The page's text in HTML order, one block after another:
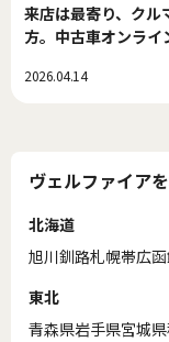
来店は最寄り、クル
方。中古車オンライ
2026.04.14
ヴェルファイア
北海道
旭川釧路札幌帯広
東北
青森県岩手県宮城県